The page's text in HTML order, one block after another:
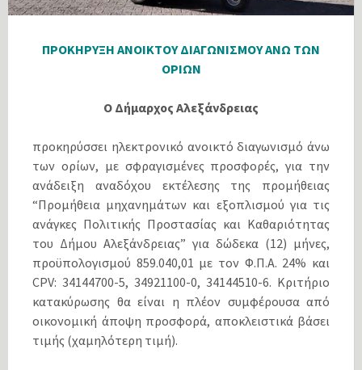
ΠΡΟΚΗΡΥΞΗ ΑΝΟΙΚΤΟΥ ΔΙΑΓΩΝΙΣΜΟΥ ΑΝΩ ΤΩΝ
ΟΡΙΩΝ
Ο Δήμαρχος Αλεξάνδρειας
προκηρύσσει ηλεκτρονικό ανοικτό διαγωνισμό άνω
των ορίων, με σφραγισμένες προσφορές, για την
ανάδειξη αναδόχου εκτέλεσης της προμήθειας
“Προμήθεια μηχανημάτων και εξοπλισμού για τις
ανάγκες Πολιτικής Προστασίας και Καθαριότητας
του Δήμου Αλεξάνδρειας” για δώδεκα (12) μήνες,
προϋπολογισμού 859.040,01 με τον Φ.Π.Α. 24% και
CPV: 34144700-5, 34921100-0, 34144510-6. Κριτήριο
κατακύρωσης θα είναι η πλέον συμφέρουσα από
οικονομική άποψη προσφορά, αποκλειστικά βάσει
τιμής (χαμηλότερη τιμή).